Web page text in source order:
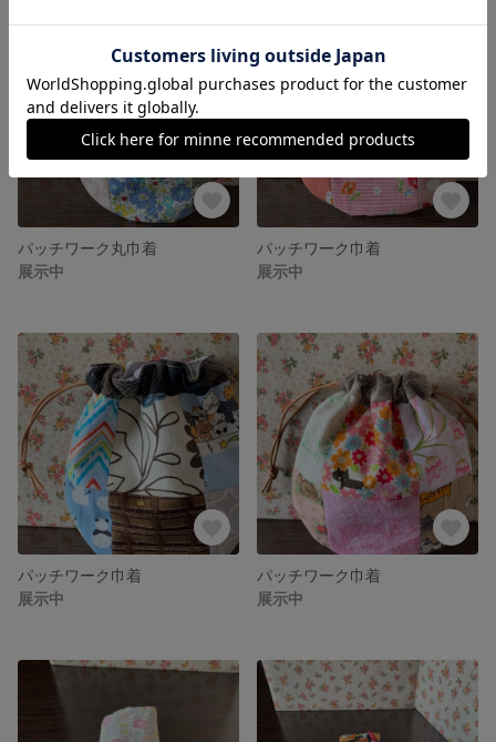
パッチワーク丸巾着
展示中
パッチワーク巾着
展示中
パッチワーク巾着
展示中
パッチワーク巾着
展示中